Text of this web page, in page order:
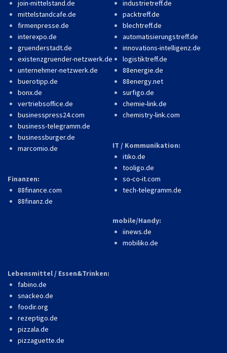
join-mittelstand.de
mittelstandcafe.de
firmenpresse.de
interexpo.de
gruenderstadt.de
existenzgruender-netzwerk.de
unternehmer-netzwerk.de
buerotipp.de
bonx.de
vertriebsoffice.de
businesspress24.com
business-telegramm.de
businessburger.de
marcomio.de
Finanzen:
88finance.com
88finanz.de
industrietreff.de
packtreff.de
blechtreff.de
automatisierungstreff.de
innovations-intelligenz.de
logistiktreff.de
88energie.de
88energy.net
surfigo.de
chemie-link.de
chemistry-link.com
IT / Kommunikation:
itiko.de
tooligo.de
so-co-it.com
tech-telegramm.de
mobile/Handy:
iinews.de
mobiliko.de
Lebensmittel / Essen&Trinken:
fabino.de
snackeo.de
foodir.org
rezeptigo.de
pizzala.de
pizzaguette.de